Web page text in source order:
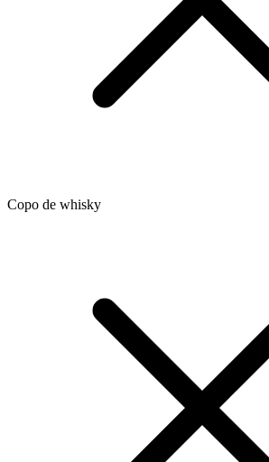
Copo de whisky